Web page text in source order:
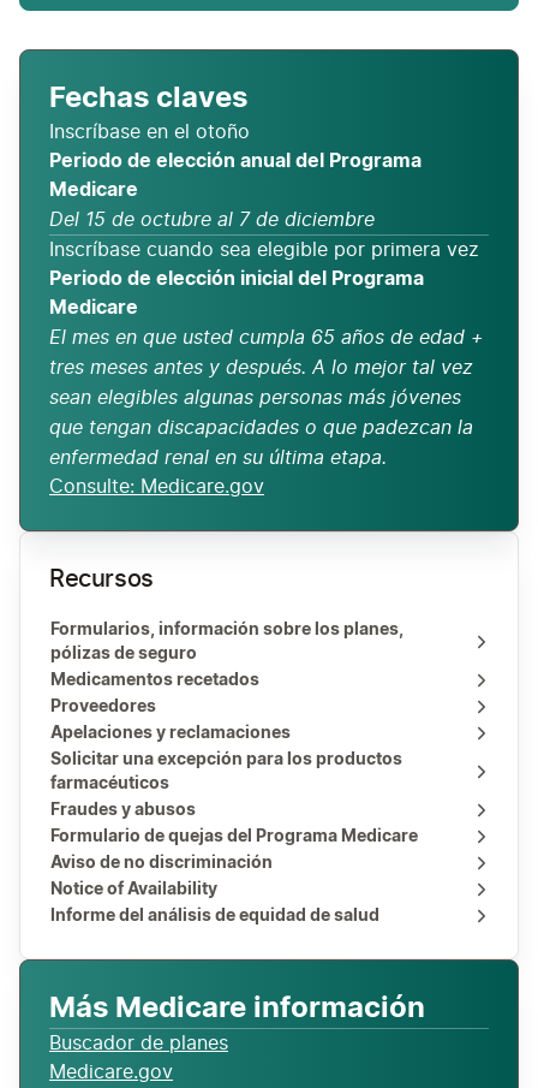
Fechas claves
Inscríbase en el otoño
Periodo de elección anual del Programa
Medicare
Del 15 de octubre al 7 de diciembre
Periodo de elección inicial del Programa
Medicare
El mes en que usted cumpla 65 años de edad +
tres meses antes y después. A lo mejor tal vez
sean elegibles algunas personas más jóvenes
que tengan discapacidades o que padezcan la
enfermedad renal en su última etapa.
Consulte: Medicare.gov
Recursos
Formularios, información sobre los planes,
pólizas de seguro
Medicamentos recetados
Proveedores
Apelaciones y reclamaciones
Solicitar una excepción para los productos
farmacéuticos
Fraudes y abusos
Formulario de quejas del Programa Medicare
Aviso de no discriminación
Notice of Availability
Informe del análisis de equidad de salud
​​​Más Medicare información
Buscador de planes
Medicare.gov